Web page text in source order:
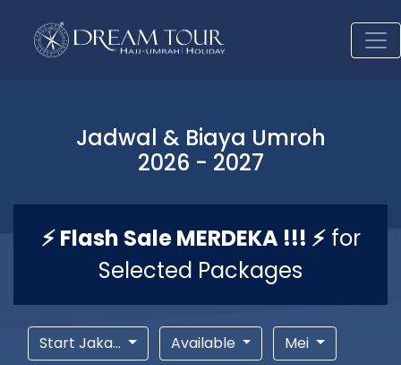
Jadwal & Biaya Umroh
2026 - 2027
⚡ Flash Sale MERDEKA !!! ⚡for
Selected Packages
Start Jaka... Available Mei